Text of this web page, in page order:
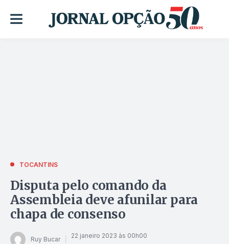
TOCANTINS
Disputa pelo comando da
Assembleia deve afunilar para
chapa de consenso
Ruy Bucar 22 janeiro 2023 às 00h00